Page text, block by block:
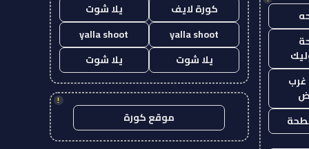
كورة لايف
يلا شوت
yalla shoot
yalla shoot
يلا شوت
يلا شوت
!
موقع كورة